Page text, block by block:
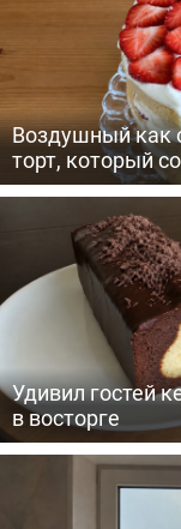
Воздушный как
торт, который
Удивил гостей
в восторге